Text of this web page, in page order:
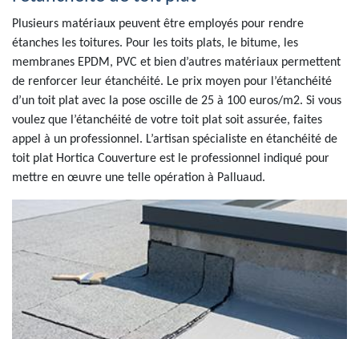
Plusieurs matériaux peuvent être employés pour rendre
étanches les toitures. Pour les toits plats, le bitume, les
membranes EPDM, PVC et bien d’autres matériaux permettent
de renforcer leur étanchéité. Le prix moyen pour l’étanchéité
d’un toit plat avec la pose oscille de 25 à 100 euros/m2. Si vous
voulez que l’étanchéité de votre toit plat soit assurée, faites
appel à un professionnel. L’artisan spécialiste en étanchéité de
toit plat Hortica Couverture est le professionnel indiqué pour
mettre en œuvre une telle opération à Palluaud.